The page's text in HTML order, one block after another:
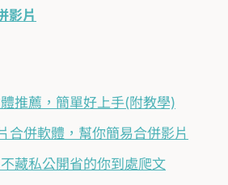
影片
推薦，簡單好上手(附教學)
合併軟體，幫你簡易合併影片
藏私公開省的你到處爬文